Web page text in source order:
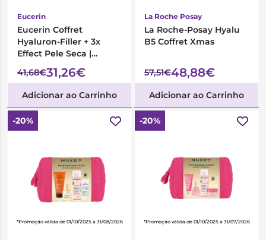
Eucerin
Eucerin Coffret
Hyaluron-Filler + 3x
Effect Pele Seca |
Creme de Dia FPS15 +
Creme de Noite
41,68€31,26€
Adicionar ao Carrinho
La Roche Posay
La Roche-Posay Hyalu
B5 Coffret Xmas
57,51€48,88€
Adicionar ao Carrinho
-20%
*Promoção válida de 01/10/2025 a 31/08/2026
-20%
*Promoção válida de 01/10/2025 a 31/07/2026